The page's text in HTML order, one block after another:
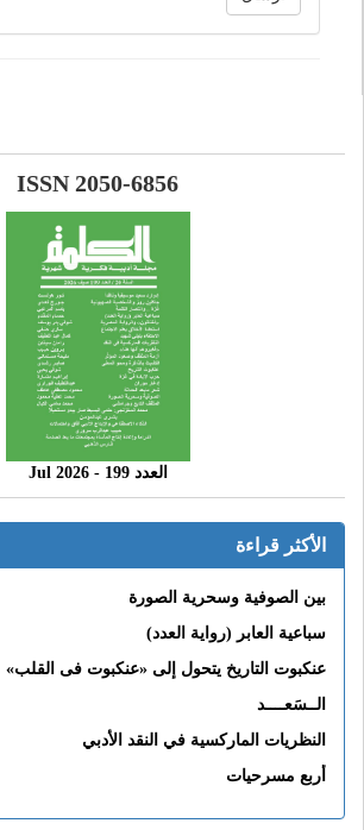
ISSN 2050-6856
العدد 199 - 2026 Jul
الأكثر قراءة
بين الصوفية وسحرية الصورة
سباعية العابر (رواية العدد)
عنكبوت التاريخ يتحول إلى «عنكبوت فى القلب»
الــسَعــــد
النظريات الماركسية في النقد الأدبي
أربع مسرحيات